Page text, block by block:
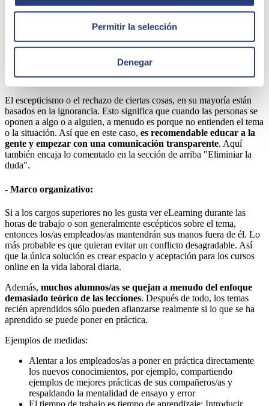
Permitir la selección
Denegar
Ofrecer cursos intensivos sobre cómo usar el software antes
de que empiece el curso
Preparar los cursos de prueba
- Factores motivacionales-emocionales:
El escepticismo o el rechazo de ciertas cosas, en su mayoría están
basados en la ignorancia. Esto significa que cuando las personas se
oponen a algo o a alguien, a menudo es porque no entienden el tema
o la situación. Así que en este caso, es recomendable educar a la
gente y empezar con una comunicación transparente. Aquí
también encaja lo comentado en la sección de arriba "Eliminiar la
duda".
- Marco organizativo:
Si a los cargos superiores no les gusta ver eLearning durante las
horas de trabajo o son generalmente escépticos sobre el tema,
entonces los/as empleados/as mantendrán sus manos fuera de él. Lo
más probable es que quieran evitar un conflicto desagradable. Así
que la única solución es crear espacio y aceptación para los cursos
online en la vida laboral diaria.
Además, muchos alumnos/as se quejan a menudo del enfoque
demasiado teórico de las lecciones. Después de todo, los temas
recién aprendidos sólo pueden afianzarse realmente si lo que se ha
aprendido se puede poner en práctica.
Ejemplos de medidas:
Alentar a los empleados/as a poner en práctica directamente
los nuevos conocimientos, por ejemplo, compartiendo
ejemplos de mejores prácticas de sus compañeros/as y
respaldando la mentalidad de ensayo y error
El tiempo de trabajo es tiempo de aprendizaje: Introducir